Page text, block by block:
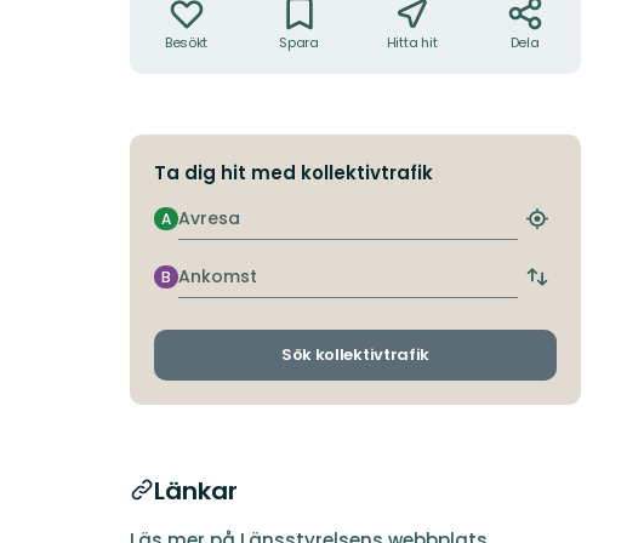
Besökt Spara Hitta hit Dela
Ta dig hit med kollektivtrafik
Avresa
A
Hitta
hållplats
Ankomst
B
Byt
och
Sök kollektivtrafik
Länkar